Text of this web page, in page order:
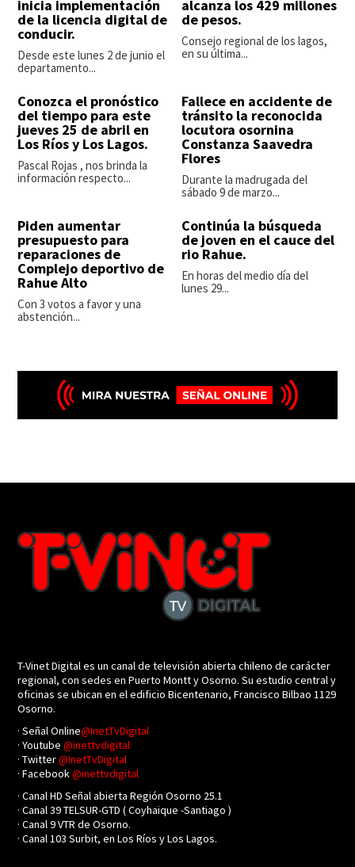
inicia implementación
de la licencia digital de
conducir.
Desde este lunes 2 de junio el
departamento...
alcanza los 429 millones
de pesos.
Consejo regional de los lagos,
en su última...
Conozca el pronóstico
del tiempo para este
jueves 25 de abril en
Los Ríos y Los Lagos.
Pascal Rojas , nos brinda la
información respecto...
Fallece en accidente de
tránsito la reconocida
locutora osornina
Constanza Saavedra
Flores
Durante la madrugada del
sábado 9 de marzo...
Piden aumentar
presupuesto para
reparaciones de
Complejo deportivo de
Rahue Alto
Con 3 votos a favor y una
abstención...
Continúa la búsqueda
de joven en el cauce del
rio Rahue.
En horas del medio día del
lunes 29...
T-Vinet Digital es un canal de televisión abierta chileno de carácter
regional, con sedes en Puerto Montt y Osorno. Su estudio central y
oficinas se ubican en el edificio Bicentenario, Francisco Bilbao 1129
Osorno.
· Señal Online@InetTvDigital
· Youtube@inettvdigital
· Twitter@InetTvDigital
· Facebook@inettvdigital
· Canal HD Señal abierta Región Osorno 25.1
· Canal 39 TELSUR-GTD ( Coyhaique -Santiago )
· Canal 9 VTR de Osorno.
· Canal 103 Surbit, en Los Ríos y Los Lagos.